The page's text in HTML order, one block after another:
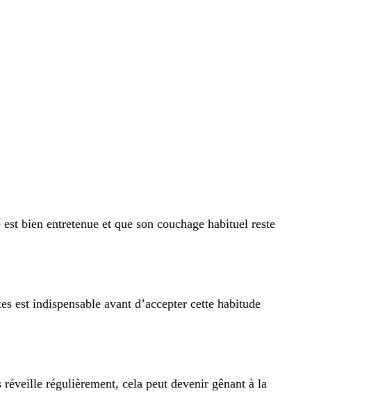
bien entretenue et que son couchage habituel reste
est indispensable avant d’accepter cette habitude
régulièrement, cela peut devenir gênant à la